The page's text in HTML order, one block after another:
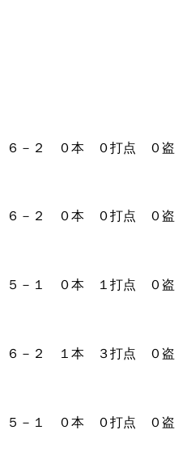
０本 ０打点 ０盗
０本 ０打点 ０盗
１ ０本 １打点 ０盗
１本 ３打点 ０盗
０本 ０打点 ０盗